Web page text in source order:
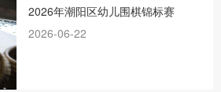
2026年潮阳区幼儿围棋锦标赛
2026-06-22